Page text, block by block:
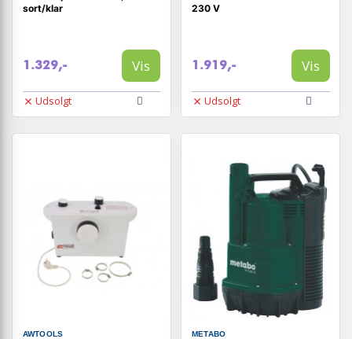
sort/klar
1.329,- Vis
Udsolgt
230 V
1.919,- Vis
Udsolgt
AWTOOLS METABO